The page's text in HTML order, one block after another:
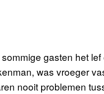
gasten het
was vroeger
nooit problemen